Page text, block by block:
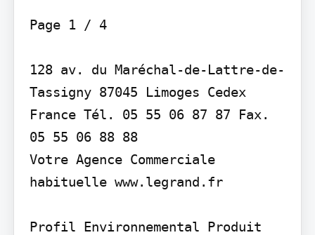
Page 1 / 4
128 av. du Maréchal-de-Lattre-de-
Tassigny 87045 Limoges Cedex
France Tél. 05 55 06 87 87 Fax.
05 55 06 88 88
Votre Agence Commerciale
habituelle www.legrand.fr
Profil Environnemental Produit